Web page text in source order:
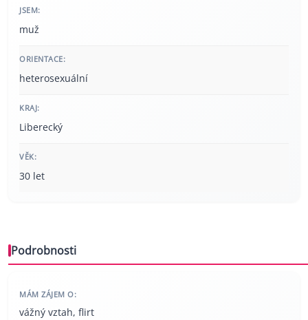
JSEM:
muž
ORIENTACE:
heterosexuální
KRAJ:
Liberecký
VĚK:
30 let
Podrobnosti
MÁM ZÁJEM O:
vážný vztah, flirt